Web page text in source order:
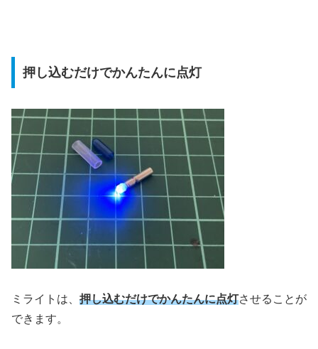
押し込むだけでかんたんに点灯
ミライトは、 押し込むだけでかんたんに点灯させることが
できます。